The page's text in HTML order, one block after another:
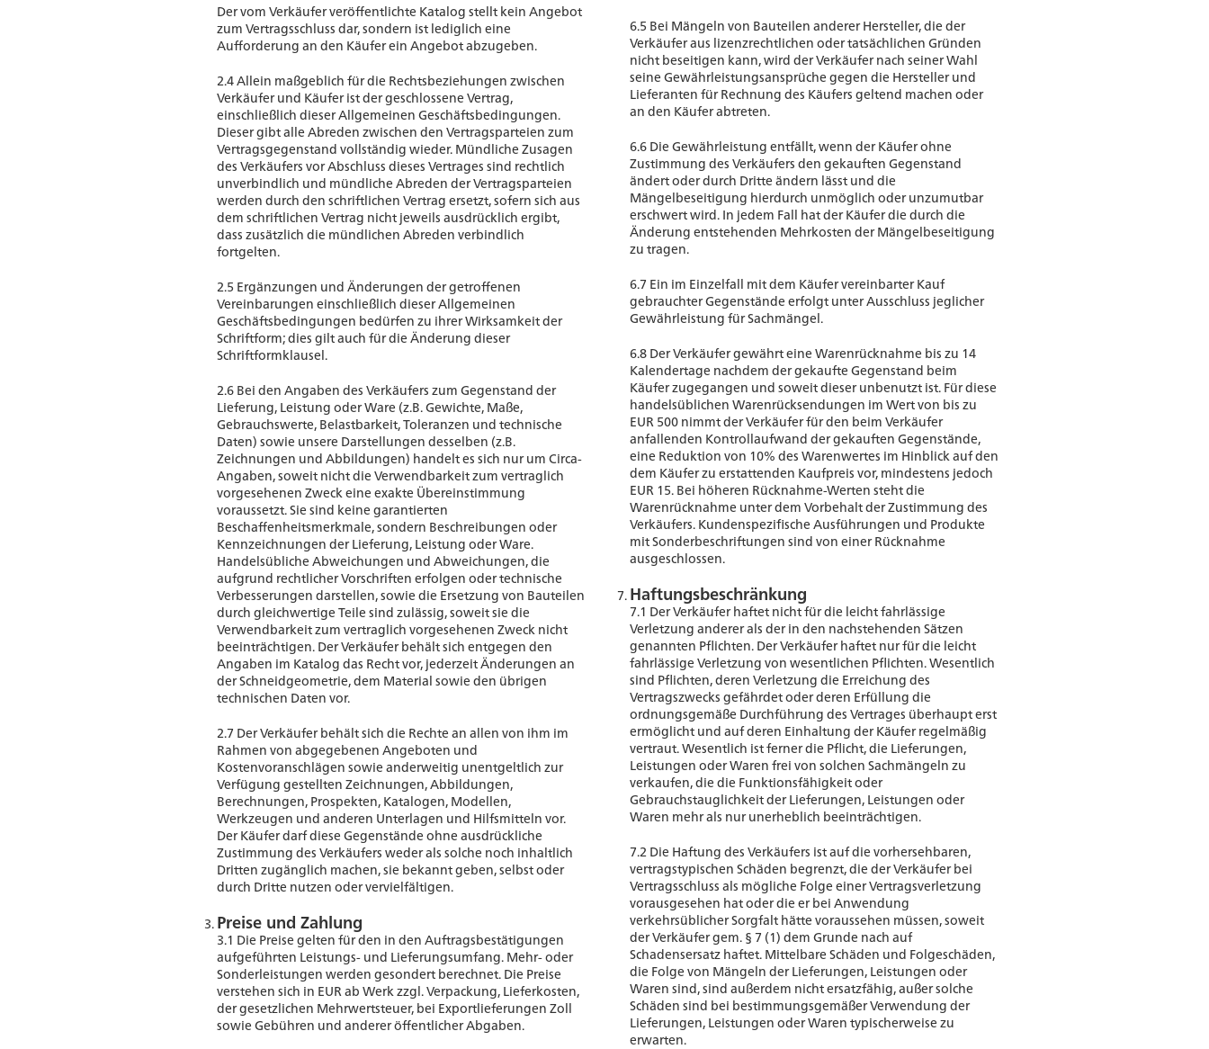
Der vom Verkäufer veröffentlichte Katalog stellt kein Angebot
zum Vertragsschluss dar, sondern ist lediglich eine
Aufforderung an den Käufer ein Angebot abzugeben.
2.4 Allein maßgeblich für die Rechtsbeziehungen zwischen
Verkäufer und Käufer ist der geschlossene Vertrag,
einschließlich dieser Allgemeinen Geschäftsbedingungen.
Dieser gibt alle Abreden zwischen den Vertragsparteien zum
Vertragsgegenstand vollständig wieder. Mündliche Zusagen
des Verkäufers vor Abschluss dieses Vertrages sind rechtlich
unverbindlich und mündliche Abreden der Vertragsparteien
werden durch den schriftlichen Vertrag ersetzt, sofern sich aus
dem schriftlichen Vertrag nicht jeweils ausdrücklich ergibt,
dass zusätzlich die mündlichen Abreden verbindlich
fortgelten.
2.5 Ergänzungen und Änderungen der getroffenen
Vereinbarungen einschließlich dieser Allgemeinen
Geschäftsbedingungen bedürfen zu ihrer Wirksamkeit der
Schriftform; dies gilt auch für die Änderung dieser
Schriftformklausel.
2.6 Bei den Angaben des Verkäufers zum Gegenstand der
Lieferung, Leistung oder Ware (z.B. Gewichte, Maße,
Gebrauchswerte, Belastbarkeit, Toleranzen und technische
Daten) sowie unsere Darstellungen desselben (z.B.
Zeichnungen und Abbildungen) handelt es sich nur um Circa-
Angaben, soweit nicht die Verwendbarkeit zum vertraglich
vorgesehenen Zweck eine exakte Übereinstimmung
voraussetzt. Sie sind keine garantierten
Beschaffenheitsmerkmale, sondern Beschreibungen oder
Kennzeichnungen der Lieferung, Leistung oder Ware.
Handelsübliche Abweichungen und Abweichungen, die
aufgrund rechtlicher Vorschriften erfolgen oder technische
Verbesserungen darstellen, sowie die Ersetzung von Bauteilen
durch gleichwertige Teile sind zulässig, soweit sie die
Verwendbarkeit zum vertraglich vorgesehenen Zweck nicht
beeinträchtigen. Der Verkäufer behält sich entgegen den
Angaben im Katalog das Recht vor, jederzeit Änderungen an
der Schneidgeometrie, dem Material sowie den übrigen
technischen Daten vor.
2.7 Der Verkäufer behält sich die Rechte an allen von ihm im
Rahmen von abgegebenen Angeboten und
Kostenvoranschlägen sowie anderweitig unentgeltlich zur
Verfügung gestellten Zeichnungen, Abbildungen,
Berechnungen, Prospekten, Katalogen, Modellen,
Werkzeugen und anderen Unterlagen und Hilfsmitteln vor.
Der Käufer darf diese Gegenstände ohne ausdrückliche
Zustimmung des Verkäufers weder als solche noch inhaltlich
Dritten zugänglich machen, sie bekannt geben, selbst oder
durch Dritte nutzen oder vervielfältigen.
Preise und Zahlung
3.1 Die Preise gelten für den in den Auftragsbestätigungen
aufgeführten Leistungs- und Lieferungsumfang. Mehr- oder
Sonderleistungen werden gesondert berechnet. Die Preise
verstehen sich in EUR ab Werk zzgl. Verpackung, Lieferkosten,
der gesetzlichen Mehrwertsteuer, bei Exportlieferungen Zoll
sowie Gebühren und anderer öffentlicher Abgaben.
6.5 Bei Mängeln von Bauteilen anderer Hersteller, die der
Verkäufer aus lizenzrechtlichen oder tatsächlichen Gründen
nicht beseitigen kann, wird der Verkäufer nach seiner Wahl
seine Gewährleistungsansprüche gegen die Hersteller und
Lieferanten für Rechnung des Käufers geltend machen oder
an den Käufer abtreten.
6.6 Die Gewährleistung entfällt, wenn der Käufer ohne
Zustimmung des Verkäufers den gekauften Gegenstand
ändert oder durch Dritte ändern lässt und die
Mängelbeseitigung hierdurch unmöglich oder unzumutbar
erschwert wird. In jedem Fall hat der Käufer die durch die
Änderung entstehenden Mehrkosten der Mängelbeseitigung
zu tragen.
6.7 Ein im Einzelfall mit dem Käufer vereinbarter Kauf
gebrauchter Gegenstände erfolgt unter Ausschluss jeglicher
Gewährleistung für Sachmängel.
6.8 Der Verkäufer gewährt eine Warenrücknahme bis zu 14
Kalendertage nachdem der gekaufte Gegenstand beim
Käufer zugegangen und soweit dieser unbenutzt ist. Für diese
handelsüblichen Warenrücksendungen im Wert von bis zu
EUR 500 nimmt der Verkäufer für den beim Verkäufer
anfallenden Kontrollaufwand der gekauften Gegenstände,
eine Reduktion von 10% des Warenwertes im Hinblick auf den
dem Käufer zu erstattenden Kaufpreis vor, mindestens jedoch
EUR 15. Bei höheren Rücknahme-Werten steht die
Warenrücknahme unter dem Vorbehalt der Zustimmung des
Verkäufers. Kundenspezifische Ausführungen und Produkte
mit Sonderbeschriftungen sind von einer Rücknahme
ausgeschlossen.
Haftungsbeschränkung
7.1 Der Verkäufer haftet nicht für die leicht fahrlässige
Verletzung anderer als der in den nachstehenden Sätzen
genannten Pflichten. Der Verkäufer haftet nur für die leicht
fahrlässige Verletzung von wesentlichen Pflichten. Wesentlich
sind Pflichten, deren Verletzung die Erreichung des
Vertragszwecks gefährdet oder deren Erfüllung die
ordnungsgemäße Durchführung des Vertrages überhaupt erst
ermöglicht und auf deren Einhaltung der Käufer regelmäßig
vertraut. Wesentlich ist ferner die Pflicht, die Lieferungen,
Leistungen oder Waren frei von solchen Sachmängeln zu
verkaufen, die die Funktionsfähigkeit oder
Gebrauchstauglichkeit der Lieferungen, Leistungen oder
Waren mehr als nur unerheblich beeinträchtigen.
7.2 Die Haftung des Verkäufers ist auf die vorhersehbaren,
vertragstypischen Schäden begrenzt, die der Verkäufer bei
Vertragsschluss als mögliche Folge einer Vertragsverletzung
vorausgesehen hat oder die er bei Anwendung
verkehrsüblicher Sorgfalt hätte voraussehen müssen, soweit
der Verkäufer gem. § 7 (1) dem Grunde nach auf
Schadensersatz haftet. Mittelbare Schäden und Folgeschäden,
die Folge von Mängeln der Lieferungen, Leistungen oder
Waren sind, sind außerdem nicht ersatzfähig, außer solche
Schäden sind bei bestimmungsgemäßer Verwendung der
Lieferungen, Leistungen oder Waren typischerweise zu
erwarten.